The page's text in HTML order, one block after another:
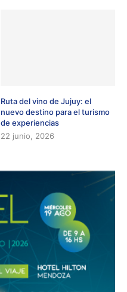
Ruta del vino de Jujuy: el
nuevo destino para el turismo
de experiencias
22 junio, 2026